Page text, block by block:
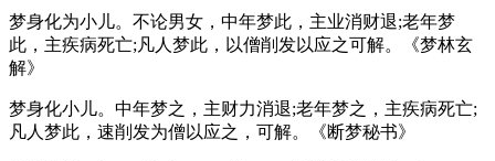
梦身化为小儿。不论男女，中年梦此，主业消财退;老年梦
此，主疾病死亡;凡人梦此，以僧削发以应之可解。《梦林玄
解》
梦身化小儿。中年梦之，主财力消退;老年梦之，主疾病死亡;
凡人梦此，速削发为僧以应之，可解。《断梦秘书》